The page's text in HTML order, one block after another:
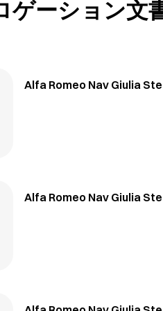
ゲーション文
Alfa Romeo Nav Giulia
Alfa Romeo Nav Giulia